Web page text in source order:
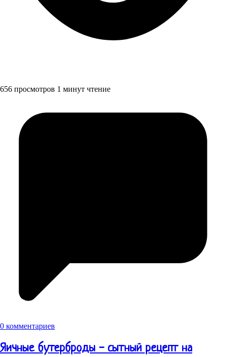
656 просмотров 1 минут чтение
0 комментариев
Яичные бутерброды - сытный рецепт на